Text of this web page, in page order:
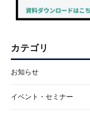
カテゴリ
お知らせ
イベント・セミナー